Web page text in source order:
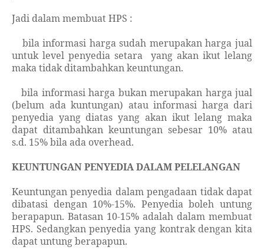
Jadi dalam membuat HPS :
bila informasi harga sudah merupakan harga jual
untuk level penyedia setara
yang akan ikut lelang
maka tidak ditambahkan keuntungan.
bila informasi harga bukan merupakan harga jual
(belum ada kuntungan) atau informasi harga dari
penyedia yang diatas yang akan ikut lelang maka
dapat ditambahkan keuntungan sebesar 10% atau
s.d. 15% bila ada overhead.
KEUNTUNGAN PENYEDIA DALAM PELELANGAN
Keuntungan penyedia dalam pengadaan tidak dapat
dibatasi dengan 10%-15%. Penyedia boleh untung
berapapun. Batasan 10-15% adalah dalam membuat
HPS. Sedangkan penyedia yang kontrak dengan kita
dapat untung berapapun.